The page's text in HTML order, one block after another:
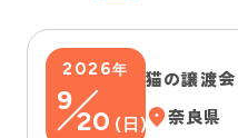
2026年
9
20 ( 日)
猫の譲渡会
奈良県